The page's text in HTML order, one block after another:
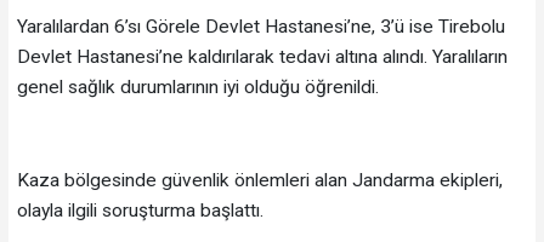
Yaralılardan 6’sı Görele Devlet Hastanesi’ne, 3’ü ise Tirebolu
Devlet Hastanesi’ne kaldırılarak tedavi altına alındı. Yaralıların
genel sağlık durumlarının iyi olduğu öğrenildi.
Kaza bölgesinde güvenlik önlemleri alan Jandarma ekipleri,
olayla ilgili soruşturma başlattı.